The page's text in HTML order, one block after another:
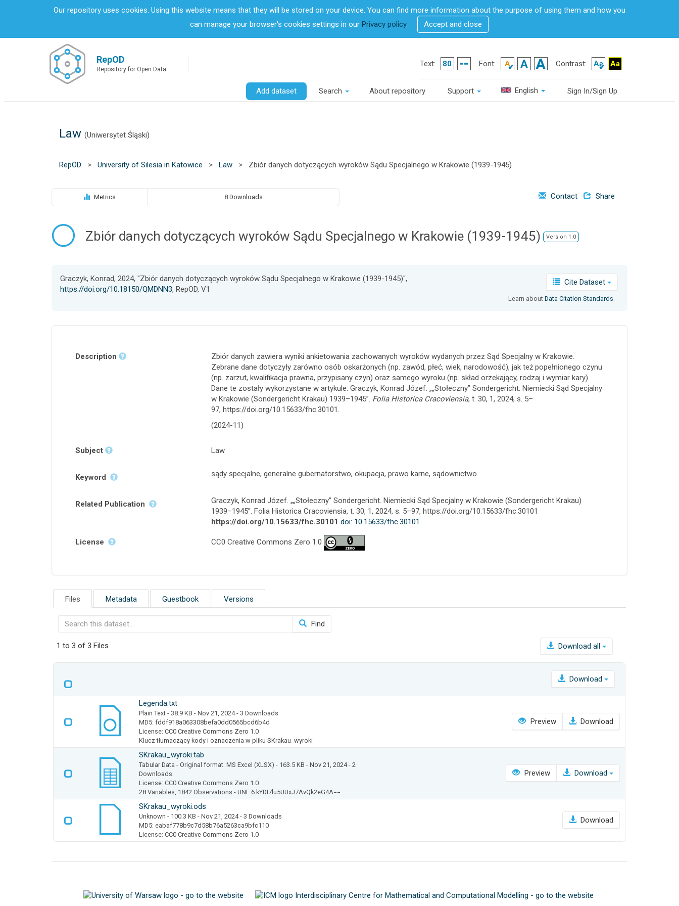
p
Our repository uses cookies. Using this website means that they will be stored on your device. You can find more information about the purpose of using them and how you
can manage your browser's cookies settings in our Privacy policy. Accept and close
RepOD
Repository for Open Data
Text: Font: Contrast:
Add dataset Search About repository Support English Sign In/Sign Up
Law (Uniwersytet Śląski)
RepOD > University of Silesia in Katowice > Law > Zbiór danych dotyczących wyroków Sądu Specjalnego w Krakowie (1939-1945)
Metrics 8 Downloads Contact Share
Zbiór danych dotyczących wyroków Sądu Specjalnego w Krakowie (1939-1945) Version 1.0
Graczyk, Konrad, 2024, "Zbiór danych dotyczących wyroków Sądu Specjalnego w Krakowie (1939-1945)",
https://doi.org/10.18150/QMDNN3, RepOD, V1
Cite Dataset
Learn aboutData Citation Standards
Description
Zbiór danych zawiera wyniki ankietowania zachowanych wyroków wydanych przez Sąd Specjalny w Krakowie.
Zebrane dane dotyczyły zarówno osób oskarżonych (np. zawód, płeć, wiek, narodowość), jak też popełnionego czynu
(np. zarzut, kwalifikacja prawna, przypisany czyn) oraz samego wyroku (np. skład orzekający, rodzaj i wymiar kary).
Dane te zostały wykorzystane w artykule: Graczyk, Konrad Józef. „„Stołeczny” Sondergericht. Niemiecki Sąd Specjalny
w Krakowie (Sondergericht Krakau) 1939–1945”. Folia Historica Cracoviensia, t. 30, 1, 2024, s. 5–
97, https://doi.org/10.15633/fhc.30101.
(2024-11)
Subject Law
Keyword sądy specjalne, generalne gubernatorstwo, okupacja, prawo karne, sądownictwo
Related Publication
Graczyk, Konrad Józef. „„Stołeczny” Sondergericht. Niemiecki Sąd Specjalny w Krakowie (Sondergericht Krakau)
1939–1945”. Folia Historica Cracoviensia, t. 30, 1, 2024, s. 5–97, https://doi.org/10.15633/fhc.30101
https://doi.org/10.15633/fhc.30101 doi: 10.15633/fhc.30101
License CC0 Creative Commons Zero 1.0
Files Metadata Guestbook Versions
Find
1 to 3 of 3 Files Download all
Download
Legenda.txt
Plain Text - 38.9 KB - Nov 21, 2024- 3 Downloads
MD5: fddf918a063308befa0dd0565bcd6b4d
License: CC0 Creative Commons Zero 1.0
Klucz tłumaczący kody i oznaczenia w pliku SKrakau_wyroki
Preview Download
SKrakau_wyroki.tab
Tabular Data - Original format: MS Excel (XLSX) - 163.5 KB - Nov 21, 2024- 2
Downloads
License: CC0 Creative Commons Zero 1.0
28 Variables, 1842 Observations - UNF:6:kYDI7lu5UUxJ7AvQk2eG4A==
Preview Download
SKrakau_wyroki.ods
Unknown - 100.3 KB - Nov 21, 2024- 3 Downloads
MD5: eabaf778b9c7d58b76a5263ca9bfc110
License: CC0 Creative Commons Zero 1.0
Download